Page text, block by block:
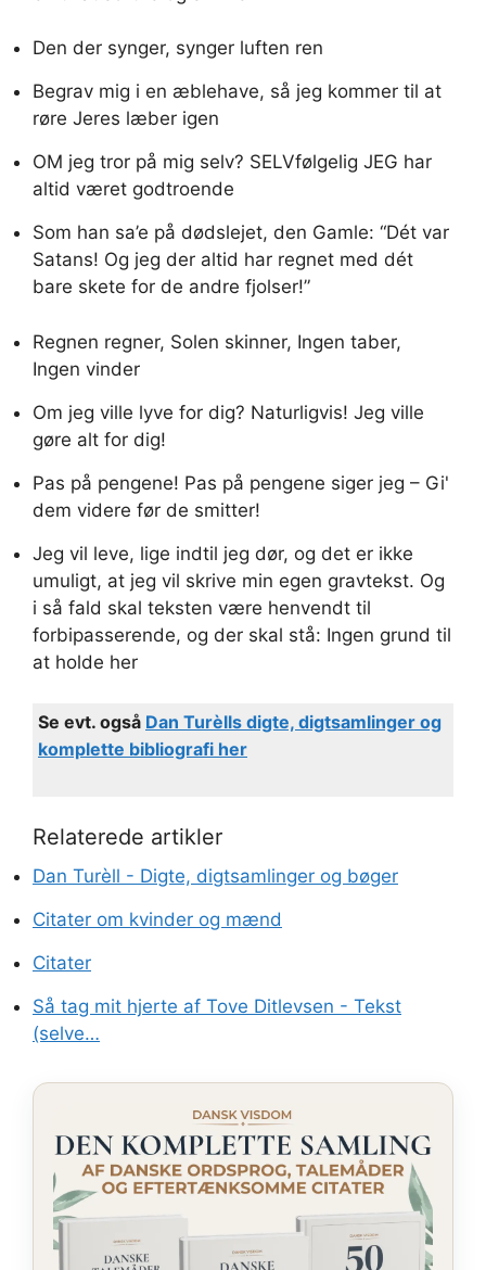
Den der synger, synger luften ren
Begrav mig i en æblehave, så jeg kommer til at
røre Jeres læber igen
OM jeg tror på mig selv? SELVfølgelig JEG har
altid været godtroende
Som han sa’e på dødslejet, den Gamle: “Dét var
Satans! Og jeg der altid har regnet med dét
bare skete for de andre fjolser!”
Regnen regner, Solen skinner, Ingen taber,
Ingen vinder
Om jeg ville lyve for dig? Naturligvis! Jeg ville
gøre alt for dig!
Pas på pengene! Pas på pengene siger jeg – Gi'
dem videre før de smitter!
Jeg vil leve, lige indtil jeg dør, og det er ikke
umuligt, at jeg vil skrive min egen gravtekst. Og
i så fald skal teksten være henvendt til
forbipasserende, og der skal stå: Ingen grund til
at holde her
Se evt. også Dan Turèlls digte, digtsamlinger og
komplette bibliografi her
Dan Turèll - Digte, digtsamlinger og bøger
Citater om kvinder og mænd
Citater
Så tag mit hjerte af Tove Ditlevsen - Tekst
(selve…